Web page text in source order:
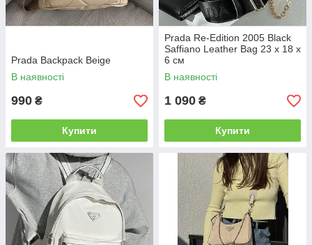
Prada Backpack Beige
В наявності
990 ₴
Купити
Prada Re-Edition 2005 Black
Saffiano Leather Bag 23 х 18 х
6 см
В наявності
1 090 ₴
Купити